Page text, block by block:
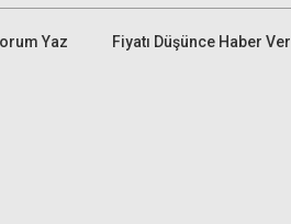
Yaz Fiyatı Düşünce Haber Ver